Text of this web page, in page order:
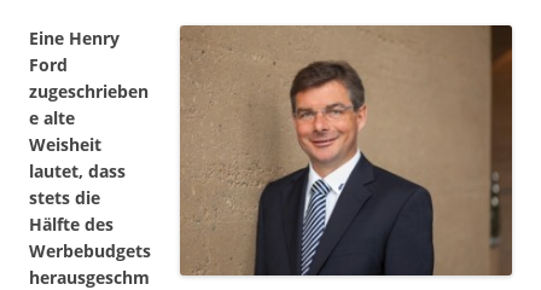
Eine Henry
Ford
zugeschrieben
e alte
Weisheit
lautet, dass
stets die
Hälfte des
Werbebudgets
herausgeschm